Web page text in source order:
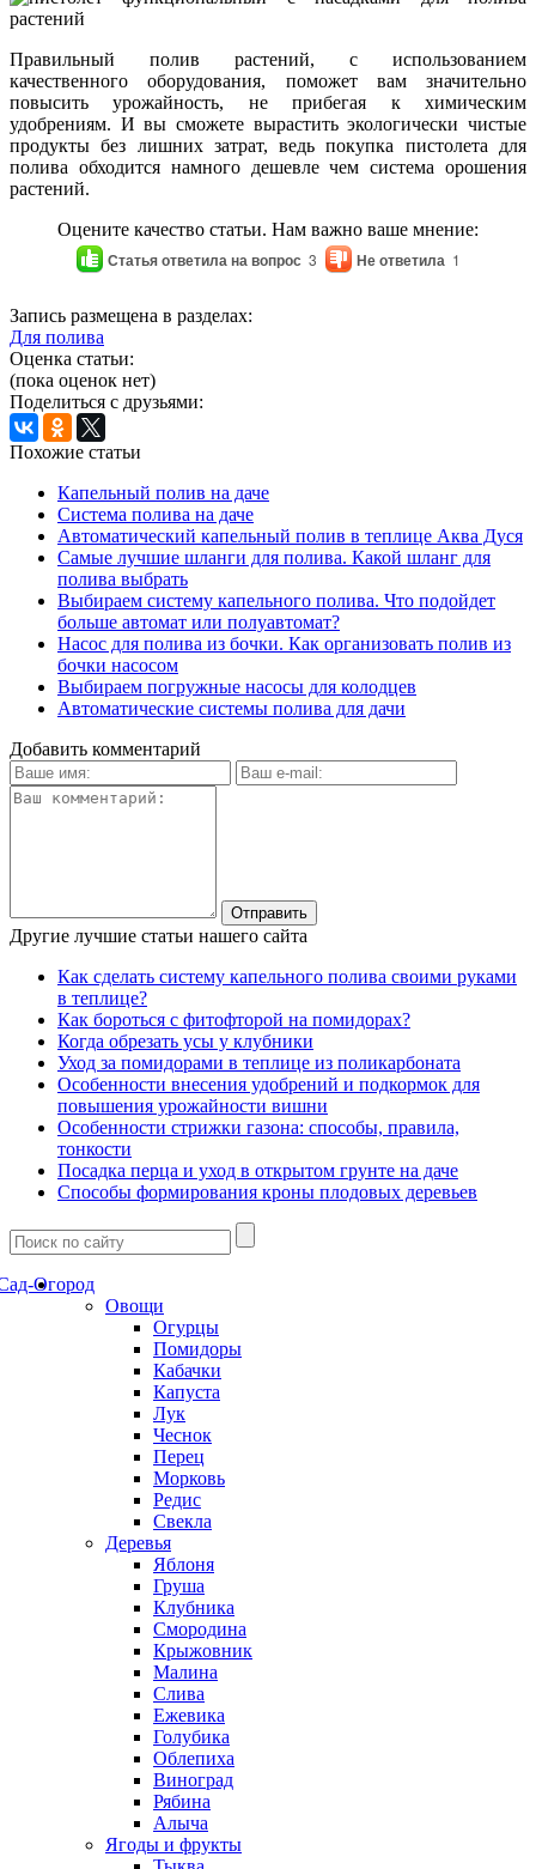
Правильный полив растений, с использованием
качественного оборудования, поможет вам значительно
повысить урожайность, не прибегая к химическим
удобрениям. И вы сможете вырастить экологически чистые
продукты без лишних затрат, ведь покупка пистолета для
полива обходится намного дешевле чем система орошения
растений.
Оцените качество статьи. Нам важно ваше мнение:
Статья ответила на вопрос 3 Не ответила 1
Запись размещена в разделах:
Для полива
Оценка статьи:
(пока оценок нет)
Поделиться с друзьями:
Похожие статьи
Капельный полив на даче
Система полива на даче
Автоматический капельный полив в теплице Аква Дуся
Самые лучшие шланги для полива. Какой шланг для
полива выбрать
Выбираем систему капельного полива. Что подойдет
больше автомат или полуавтомат?
Насос для полива из бочки. Как организовать полив из
бочки насосом
Выбираем погружные насосы для колодцев
Автоматические системы полива для дачи
Добавить комментарий
Другие лучшие статьи нашего сайта
Как сделать систему капельного полива своими руками
в теплице?
Как бороться с фитофторой на помидорах?
Когда обрезать усы у клубники
Уход за помидорами в теплице из поликарбоната
Особенности внесения удобрений и подкормок для
повышения урожайности вишни
Особенности стрижки газона: способы, правила,
тонкости
Посадка перца и уход в открытом грунте на даче
Способы формирования кроны плодовых деревьев
Огород
Овощи
Огурцы
Помидоры
Кабачки
Капуста
Лук
Чеснок
Перец
Морковь
Редис
Свекла
Деревья
Яблоня
Груша
Клубника
Смородина
Крыжовник
Малина
Слива
Ежевика
Голубика
Облепиха
Виноград
Рябина
Алыча
Ягоды и фрукты